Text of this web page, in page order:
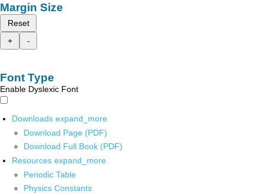
Margin Size
Reset
+
-
Font Type
Enable Dyslexic Font
Downloads expand_more
Download Page (PDF)
Download Full Book (PDF)
Resources expand_more
Periodic Table
Physics Constants